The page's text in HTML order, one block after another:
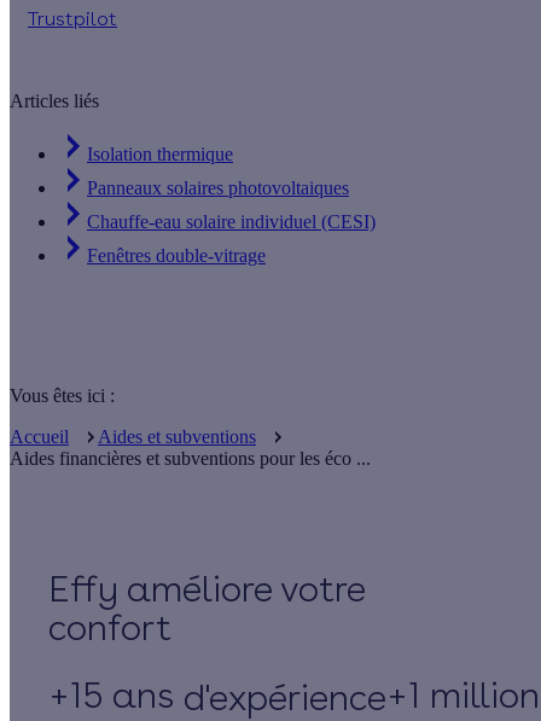
Trustpilot
Articles liés
Isolation thermique
Panneaux solaires photovoltaiques
Chauffe-eau solaire individuel (CESI)
Fenêtres double-vitrage
Vous êtes ici :
Accueil
Aides et subventions
Aides financières et subventions pour les éco ...
Effy
+15 ans d'expérience+1